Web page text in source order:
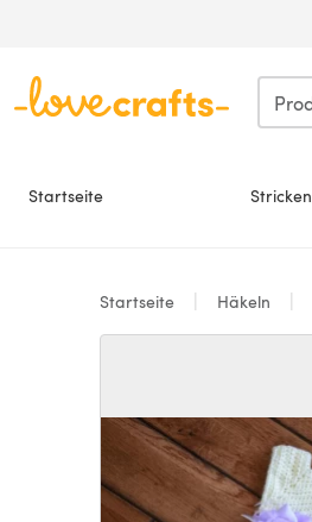
Startseite Stricken
Startseite Häkeln